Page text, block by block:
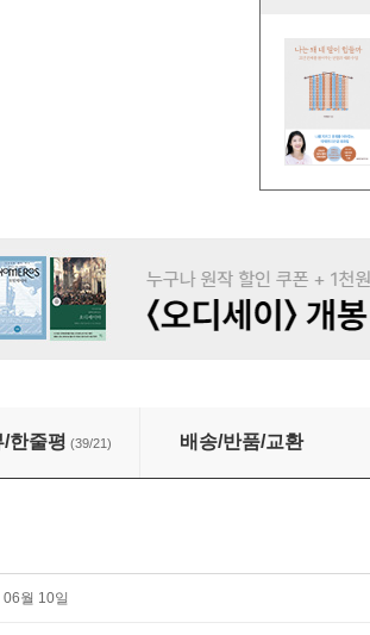
/한줄평 (39/21) 배송/반품/교환
월 10일